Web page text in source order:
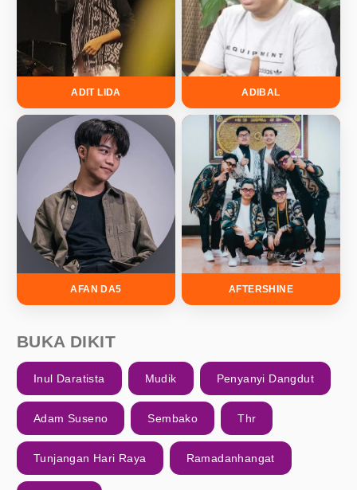
ADIT LIDA ADIBAL
AFAN DA5 AFTERSHINE
BUKA DIKIT
Inul Daratista Mudik Penyanyi Dangdut
Adam Suseno Sembako Thr
Tunjangan Hari Raya Ramadanhangat